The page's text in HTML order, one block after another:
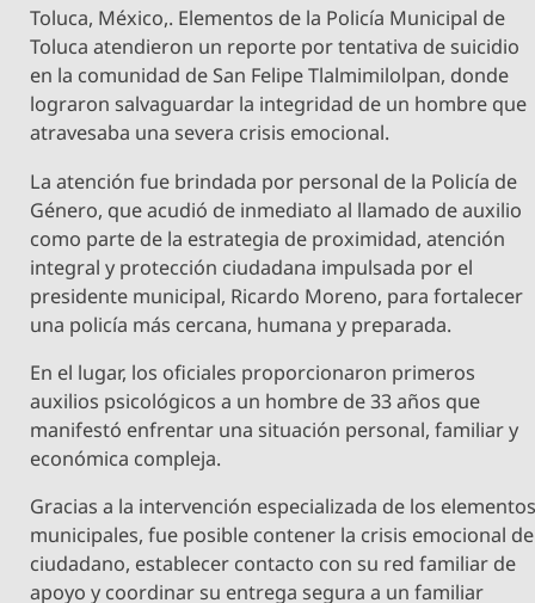
Toluca, México,. Elementos de la Policía Municipal de
Toluca atendieron un reporte por tentativa de suicidio
en la comunidad de San Felipe Tlalmimilolpan, donde
lograron salvaguardar la integridad de un hombre que
atravesaba una severa crisis emocional.
La atención fue brindada por personal de la Policía de
Género, que acudió de inmediato al llamado de auxilio
como parte de la estrategia de proximidad, atención
integral y protección ciudadana impulsada por el
presidente municipal, Ricardo Moreno, para fortalecer
una policía más cercana, humana y preparada.
En el lugar, los oficiales proporcionaron primeros
auxilios psicológicos a un hombre de 33 años que
manifestó enfrentar una situación personal, familiar y
económica compleja.
Gracias a la intervención especializada de los
municipales, fue posible contener la crisis emocional
ciudadano, establecer contacto con su red familiar de
apoyo y coordinar su entrega segura a un familiar